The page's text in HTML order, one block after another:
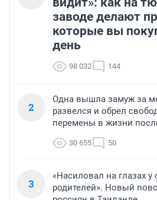
заводе делают
которые вы
день
98 032 144
2
Одна вышла замуж за
развелся и обрел
перемены в жизни
30 655 50
3
«Насиловал на глазах у
родителей». Новый